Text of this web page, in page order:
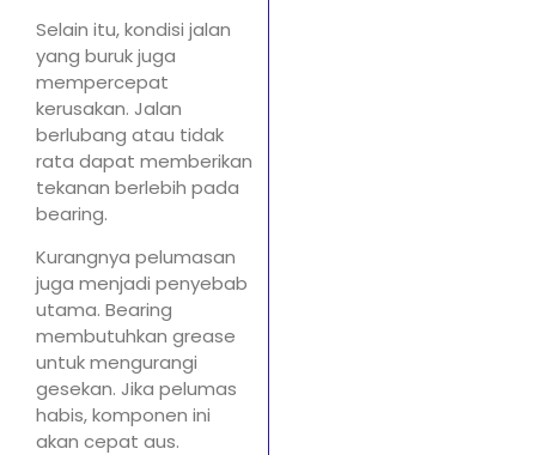
Selain itu, kondisi jalan
yang buruk juga
mempercepat
kerusakan. Jalan
berlubang atau tidak
rata dapat memberikan
tekanan berlebih pada
bearing.
Kurangnya pelumasan
juga menjadi penyebab
utama. Bearing
membutuhkan grease
untuk mengurangi
gesekan. Jika pelumas
habis, komponen ini
akan cepat aus.